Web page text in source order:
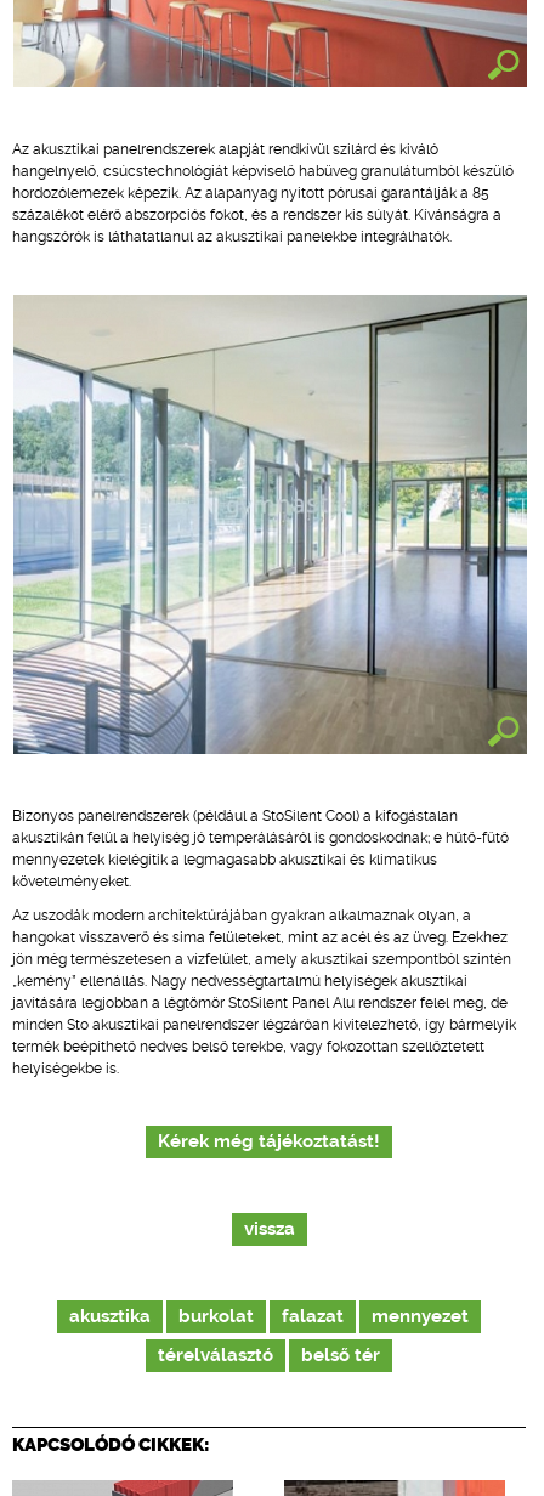
Az akusztikai panelrendszerek alapját rendkívül szilárd és kiváló
hangelnyelő, csúcstechnológiát képviselő habüveg granulátumból készülő
hordozólemezek képezik. Az alapanyag nyitott pórusai garantálják a 85
százalékot elérő abszorpciós fokot, és a rendszer kis súlyát. Kívánságra a
hangszórók is láthatatlanul az akusztikai panelekbe integrálhatók.
Bizonyos panelrendszerek (például a StoSilent Cool) a kifogástalan
akusztikán felül a helyiség jó temperálásáról is gondoskodnak; e hűtő-fűtő
mennyezetek kielégítik a legmagasabb akusztikai és klimatikus
követelményeket.
Az uszodák modern architektúrájában gyakran alkalmaznak olyan, a
hangokat visszaverő és sima felületeket, mint az acél és az üveg. Ezekhez
jön még természetesen a vízfelület, amely akusztikai szempontból szintén
„kemény” ellenállás. Nagy nedvességtartalmú helyiségek akusztikai
javítására legjobban a légtömör StoSilent Panel Alu rendszer felel meg, de
minden Sto akusztikai panelrendszer légzáróan kivitelezhető, így bármelyik
termék beépíthető nedves belső terekbe, vagy fokozottan szellőztetett
helyiségekbe is.
Kérek még tájékoztatást!
vissza
akusztika burkolat falazat
mennyezet
térelválasztó
belső tér
KAPCSOLÓDÓ CIKKEK: